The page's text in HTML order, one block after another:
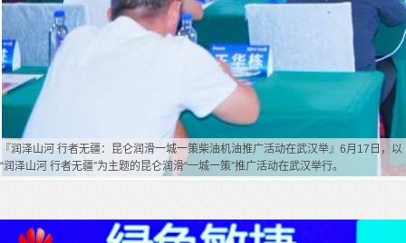
『润泽山河 行者无疆：昆仑润滑一城一策柴油机油推广活动在武汉举』6月17日，以
“润泽山河 行者无疆”为主题的昆仑润滑“一城一策”推广活动在武汉举行。